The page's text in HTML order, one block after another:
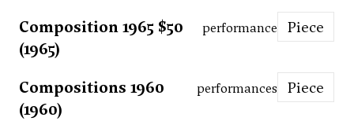
Composition 1965 $50
(1965)
performance Piece
Compositions 1960
(1960)
performances Piece